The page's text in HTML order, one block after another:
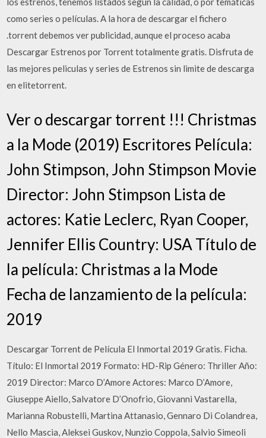
como series o películas. A la hora de descargar el fichero
.torrent debemos ver publicidad, aunque el proceso acaba
Descargar Estrenos por Torrent totalmente gratis. Disfruta de
las mejores peliculas y series de Estrenos sin limite de descarga
en elitetorrent.
Ver o descargar torrent !!! Christmas
a la Mode (2019) Escritores Película:
John Stimpson, John Stimpson Movie
Director: John Stimpson Lista de
actores: Katie Leclerc, Ryan Cooper,
Jennifer Ellis Country: USA Título de
la película: Christmas a la Mode
Fecha de lanzamiento de la película:
2019
Descargar Torrent de Película El Inmortal 2019 Gratis. Ficha.
Título: El Inmortal 2019 Formato: HD-Rip Género: Thriller Año:
2019 Director: Marco D’Amore Actores: Marco D’Amore,
Giuseppe Aiello, Salvatore D’Onofrio, Giovanni Vastarella,
Marianna Robustelli, Martina Attanasio, Gennaro Di Colandrea,
Nello Mascia, Aleksei Guskov, Nunzio Coppola, Salvio Simeoli